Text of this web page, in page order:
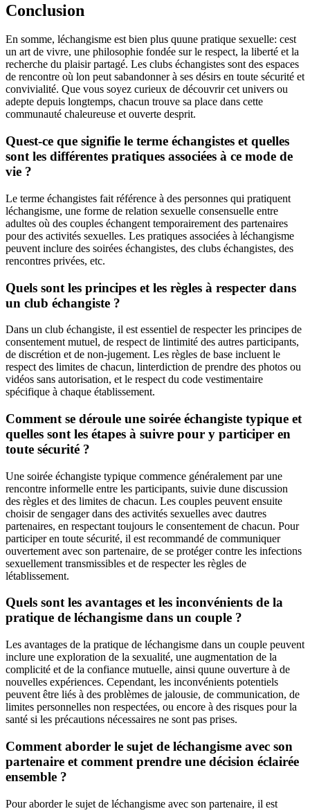
Conclusion
En somme, léchangisme est bien plus quune pratique sexuelle: cest
un art de vivre, une philosophie fondée sur le respect, la liberté et la
recherche du plaisir partagé. Les clubs échangistes sont des espaces
de rencontre où lon peut sabandonner à ses désirs en toute sécurité et
convivialité. Que vous soyez curieux de découvrir cet univers ou
adepte depuis longtemps, chacun trouve sa place dans cette
communauté chaleureuse et ouverte desprit.
Quest-ce que signifie le terme échangistes et quelles
sont les différentes pratiques associées à ce mode de
vie ?
Le terme échangistes fait référence à des personnes qui pratiquent
léchangisme, une forme de relation sexuelle consensuelle entre
adultes où des couples échangent temporairement des partenaires
pour des activités sexuelles. Les pratiques associées à léchangisme
peuvent inclure des soirées échangistes, des clubs échangistes, des
rencontres privées, etc.
Quels sont les principes et les règles à respecter dans
un club échangiste ?
Dans un club échangiste, il est essentiel de respecter les principes de
consentement mutuel, de respect de lintimité des autres participants,
de discrétion et de non-jugement. Les règles de base incluent le
respect des limites de chacun, linterdiction de prendre des photos ou
vidéos sans autorisation, et le respect du code vestimentaire
spécifique à chaque établissement.
Comment se déroule une soirée échangiste typique et
quelles sont les étapes à suivre pour y participer en
toute sécurité ?
Une soirée échangiste typique commence généralement par une
rencontre informelle entre les participants, suivie dune discussion
des règles et des limites de chacun. Les couples peuvent ensuite
choisir de sengager dans des activités sexuelles avec dautres
partenaires, en respectant toujours le consentement de chacun. Pour
participer en toute sécurité, il est recommandé de communiquer
ouvertement avec son partenaire, de se protéger contre les infections
sexuellement transmissibles et de respecter les règles de
létablissement.
Quels sont les avantages et les inconvénients de la
pratique de léchangisme dans un couple ?
Les avantages de la pratique de léchangisme dans un couple peuvent
inclure une exploration de la sexualité, une augmentation de la
complicité et de la confiance mutuelle, ainsi quune ouverture à de
nouvelles expériences. Cependant, les inconvénients potentiels
peuvent être liés à des problèmes de jalousie, de communication, de
limites personnelles non respectées, ou encore à des risques pour la
santé si les précautions nécessaires ne sont pas prises.
Comment aborder le sujet de léchangisme avec son
partenaire et comment prendre une décision éclairée
ensemble ?
Pour aborder le sujet de léchangisme avec son partenaire, il est